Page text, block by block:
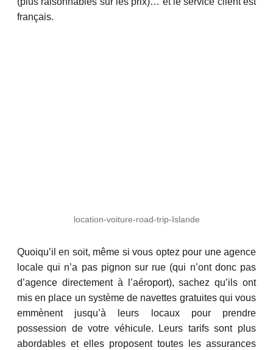
français.
location-voiture-road-trip-Islande
Quoiqu’il en soit, même si vous optez pour une agence
locale qui n’a pas pignon sur rue (qui n’ont donc pas
d’agence directement à l’aéroport), sachez qu’ils ont
mis en place un système de navettes gratuites qui vous
emmènent jusqu’à leurs locaux pour prendre
possession de votre véhicule. Leurs tarifs sont plus
abordables et elles proposent toutes les assurances